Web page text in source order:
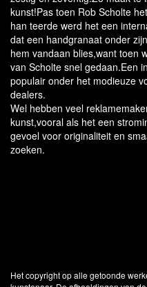
kunst!Pas toen Rob Scholte
han teerde werd het een
dat een handgranaat onder
hem vandaan blies,want toen
van Scholte snel gedaan.Een
populair onder het modieuze
dealers.
Wel hebben veel
kunst,vooral als het een
gevoel voor originaliteit en
zoeken.
Het copyright op alle getoonde